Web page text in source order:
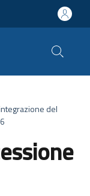
del